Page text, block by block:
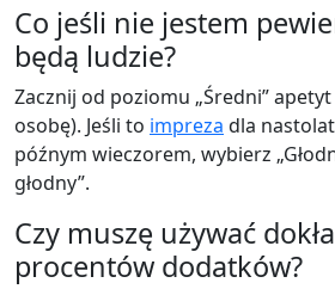
Co jeśli nie jestem
będą ludzie?
Zacznij od poziomu „Średni” apetyt
osobę). Jeśli to impreza dla
późnym wieczorem, wybierz
głodny”.
Czy muszę używać
procentów dodatków?